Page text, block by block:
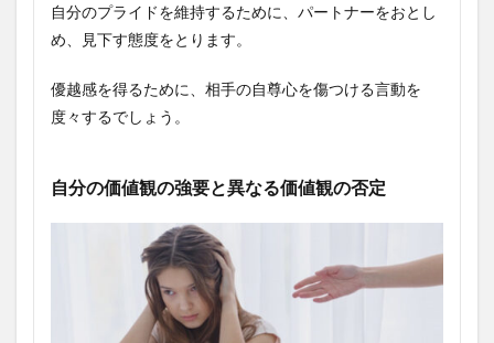
自分のプライドを維持するために、パートナーをおとし
め、見下す態度をとります。
優越感を得るために、相手の自尊心を傷つける言動を
度々するでしょう。
自分の価値観の強要と異なる価値観の否定